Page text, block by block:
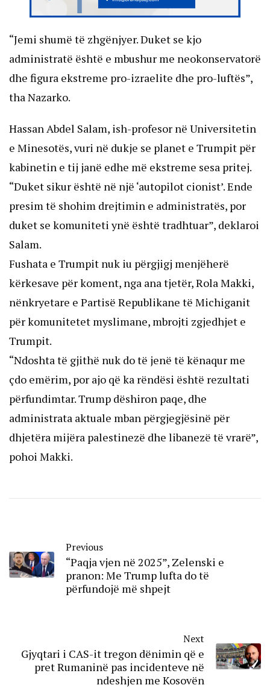
“Jemi shumë të zhgënjyer. Duket se kjo
administratë është e mbushur me neokonservatorë
dhe figura ekstreme pro-izraelite dhe pro-luftës”,
tha Nazarko.
Hassan Abdel Salam, ish-profesor në Universitetin
e Minesotës, vuri në dukje se planet e Trumpit për
kabinetin e tij janë edhe më ekstreme sesa pritej.
“Duket sikur është në një ‘autopilot cionist’. Ende
presim të shohim drejtimin e administratës, por
duket se komuniteti ynë është tradhtuar”, deklaroi
Salam.
Fushata e Trumpit nuk iu përgjigj menjëherë
kërkesave për koment, nga ana tjetër, Rola Makki,
nënkryetare e Partisë Republikane të Michiganit
për komunitetet myslimane, mbrojti zgjedhjet e
Trumpit.
“Ndoshta të gjithë nuk do të jenë të kënaqur me
çdo emërim, por ajo që ka rëndësi është rezultati
përfundimtar. Trump dëshiron paqe, dhe
administrata aktuale mban përgjegjësinë për
dhjetëra mijëra palestinezë dhe libanezë të vrarë”,
pohoi Makki.
Previous
“Paqja vjen në 2025”, Zelenski e
pranon: Me Trump lufta do të
përfundojë më shpejt
Next
Gjyqtari i CAS-it tregon dënimin që e
pret Rumaninë pas incidenteve në
ndeshjen me Kosovën